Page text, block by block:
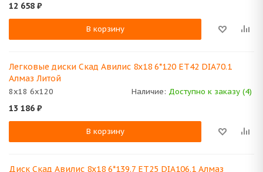
12 658 ₽
В корзину
Легковые диски Скад Авилис 8x18 6*120 ET42 DIA70.1
Алмаз Литой
8x18 6x120 Наличие: Доступно к заказу (4)
13 186 ₽
В корзину
Диск Скад Авилис 8x18 6*139.7 ET25 DIA106.1 Алмаз